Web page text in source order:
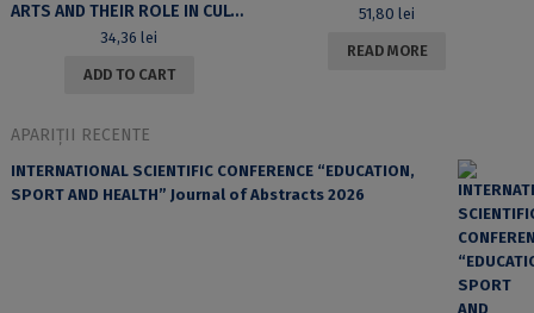
ARTS AND THEIR ROLE IN CULTURE. BA AND MASTERS DISSERTATION IN ART HISTORY. SESSION JUNE 2010
34,36lei
ADD TO CART
51,80lei
READ MORE
APARIȚII RECENTE
INTERNATIONAL SCIENTIFIC CONFERENCE “EDUCATION,
SPORT AND HEALTH” Journal of Abstracts 2026